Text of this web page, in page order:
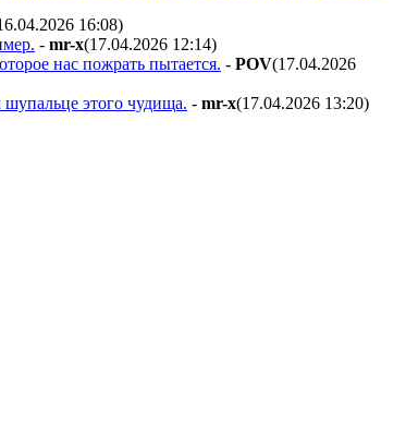
16:08)
- mr-x(17.04.2026 12:14)
нас пожрать пытается. - POV(17.04.2026
этого чудища. - mr-x(17.04.2026 13:20)